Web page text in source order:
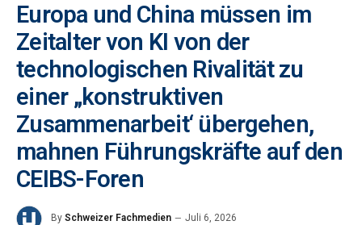
Europa und China müssen im
Zeitalter von KI von der
technologischen Rivalität zu
einer „konstruktiven
Zusammenarbeit‘ übergehen,
mahnen Führungskräfte auf den
CEIBS-Foren
By Schweizer Fachmedien
Juli 6, 2026